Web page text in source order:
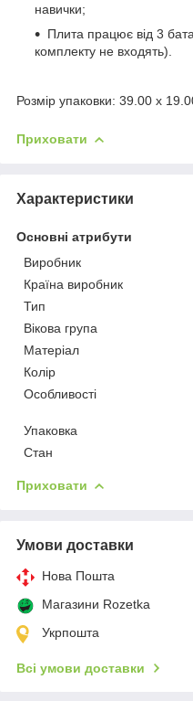
навички;
Плита працює від 3
комплекту не входять).
Розмір упаковки: 39.00 x
Приховати
Характеристики
Основні атрибути
Виробник
Країна виробник
Тип
Вікова група
Матеріал
Колір
Особливості
Упаковка
Стан
Приховати
Умови доставки
Нова Пошта
Магазини Rozetka
Укрпошта
Всі умови доставки